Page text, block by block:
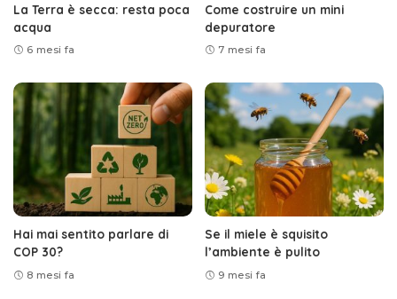
La Terra è secca: resta poca
acqua
6 mesi fa
Come costruire un mini
depuratore
7 mesi fa
Hai mai sentito parlare di
COP 30?
8 mesi fa
Se il miele è squisito
l’ambiente è pulito
9 mesi fa